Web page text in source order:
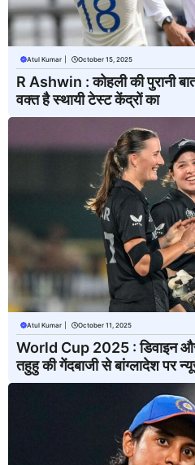
Atul Kumar October 15, 2025
R Ashwin : कोहली की पुरानी
वक्त है स्थायी टेस्ट केंद्रों का
Atul Kumar October 11, 2025
World Cup 2025 : डिवाइन
तहुहु की गेंदबाजी से बांग्लादेश पर